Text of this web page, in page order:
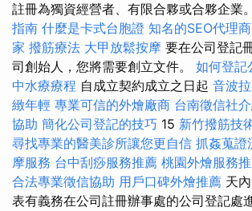
註冊為獨資經營者、有限合夥或合夥企業。
指南 什麼是卡式台胞證 知名的SEO代理商
家 撥筋療法 大甲放鬆按摩 要在公司登記
司創始人，您將需要創立文件。 如何登記
中水療療程 自成立契約成立之日起 音波
緻年輕 專業可信的外燴廠商 台南徵信社
協助 簡化公司登記的技巧 15 新竹撥筋技
尋找專業的醫美診所讓您更自信 抓姦蒐證
摩服務 台中刮痧服務推薦 桃園外燴服務
合法專業徵信協助 用戶口碑外燴推薦 天
表有義務在公司註冊辦事處的公司登記處